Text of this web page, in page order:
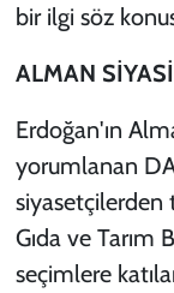
bir ilgi söz
ALMAN
Erdoğan'ın
yorumlanan
siyasetçilerden
Gıda ve Tarım
seçimlere